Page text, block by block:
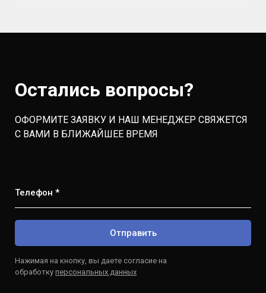
Остались вопросы?
ОФОРМИТЕ ЗАЯВКУ И НАШ МЕНЕДЖЕР СВЯЖЕТСЯ
С ВАМИ В БЛИЖАЙШЕЕ ВРЕМЯ
Телефон *
Отправить
Нажимая на кнопку, вы даете согласие на
обработку персональных данных